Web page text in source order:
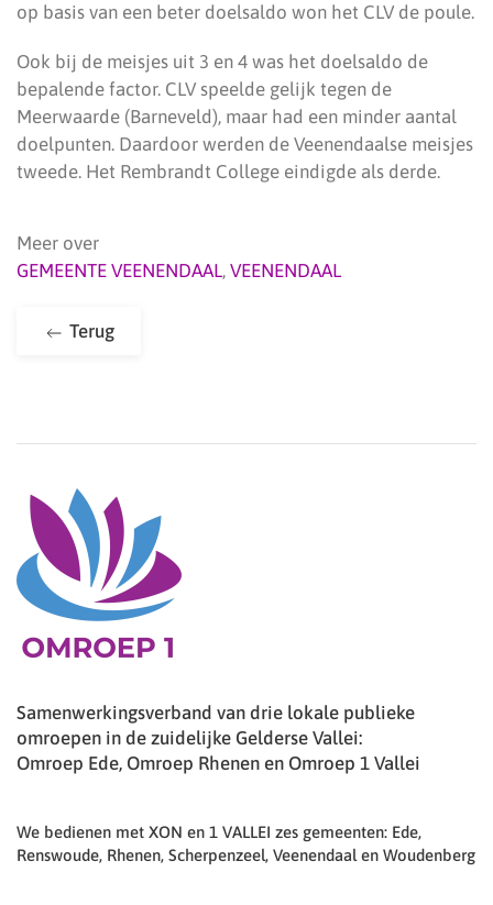
op basis van een beter doelsaldo won het CLV de poule.
Ook bij de meisjes uit 3 en 4 was het doelsaldo de
bepalende factor. CLV speelde gelijk tegen de
Meerwaarde (Barneveld), maar had een minder aantal
doelpunten. Daardoor werden de Veenendaalse meisjes
tweede. Het Rembrandt College eindigde als derde.
Meer over
GEMEENTE VEENENDAAL, VEENENDAAL
Terug
Samenwerkingsverband van drie lokale publieke
omroepen in de zuidelijke Gelderse Vallei:
Omroep Ede, Omroep Rhenen en Omroep 1 Vallei
We bedienen met XON en 1 VALLEI zes gemeenten: Ede,
Renswoude, Rhenen, Scherpenzeel, Veenendaal en Woudenberg